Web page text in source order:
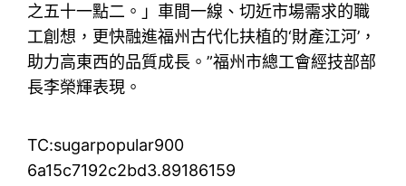
之五十一點二。」車間一線、切近市場需求的職
工創想，更快融進福州古代化扶植的‘財產江河’，
助力高東西的品質成長。”福州市總工會經技部部
長李榮輝表現。
TC:sugarpopular900
6a15c7192c2bd3.89186159